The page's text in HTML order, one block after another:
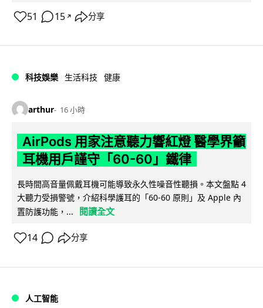
51 15 ↗ 分享
科技娛樂 生活科技 健康
arthur 16 小時
AirPods 用家注意聽力響紅燈 醫學界籲
耳機用戶謹守「60-60」鐵律
長時間高音量佩戴耳機可能導致永久性噪音性聽損。本文盤點 4
大聽力受損警號，介紹科學護耳的「60-60 原則」及 Apple 內
置防護功能，...
閱讀全文
14 分享
人工智能